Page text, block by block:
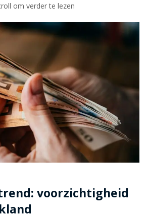
om verder te lezen
voorzichtigheid